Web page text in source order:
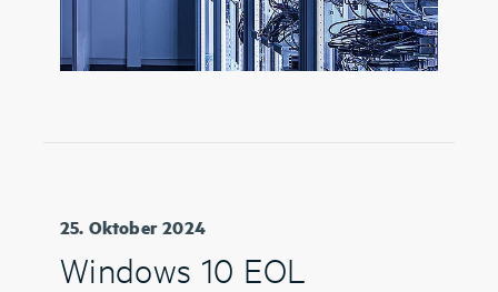
25. Oktober 2024
Windows 10 EOL